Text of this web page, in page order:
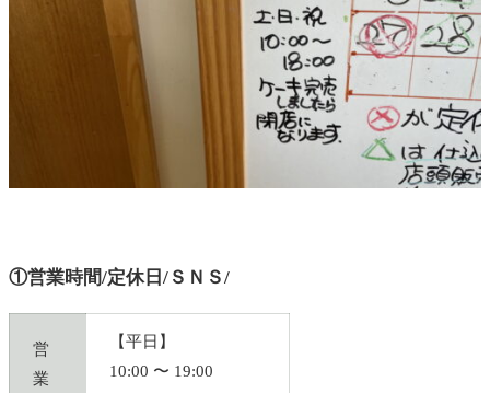
①営業時間/定休日/ＳＮＳ/
営
業
【平日】
10:00 〜 19:00